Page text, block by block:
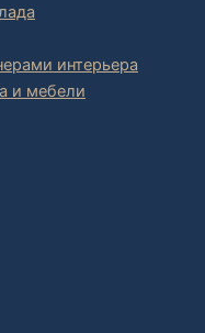
интерьера
и мебели